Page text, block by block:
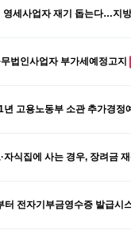
영세사업자 재기 돕는다…지
법인사업자 부가세예정고지
년 고용노동부 소관 추가경정
자식집에 사는 경우, 장려금
터 전자기부금영수증 발급시